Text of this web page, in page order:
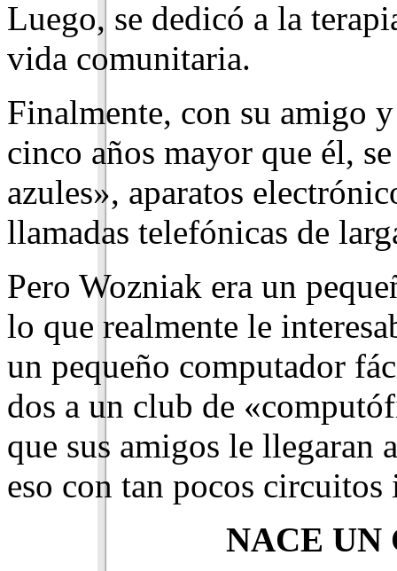
Luego, se dedicó a la
vida comunitaria.
Finalmente, con su amigo
cinco años mayor que él,
azules», aparatos
llamadas telefónicas de
Pero Wozniak era un
lo que realmente le
un pequeño computador
dos a un club de
que sus amigos le llegaran
eso con tan pocos circuitos
NACE UN